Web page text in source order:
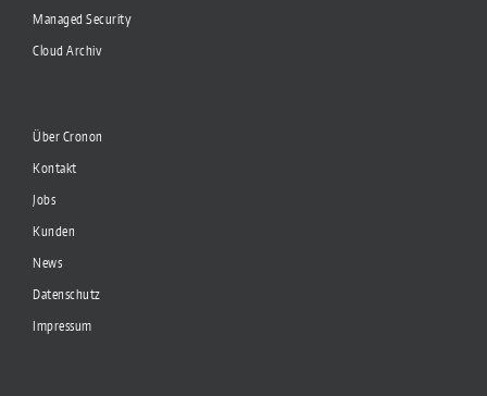
Managed Security
Cloud Archiv
Über Cronon
Kontakt
Jobs
Kunden
News
Datenschutz
Impressum